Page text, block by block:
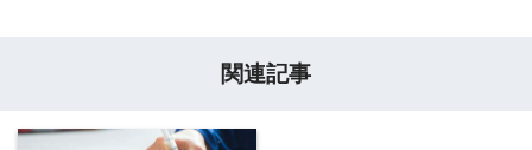
関連記事